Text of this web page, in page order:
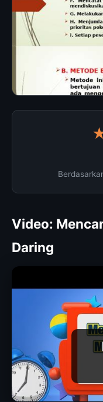
Video:
Daring